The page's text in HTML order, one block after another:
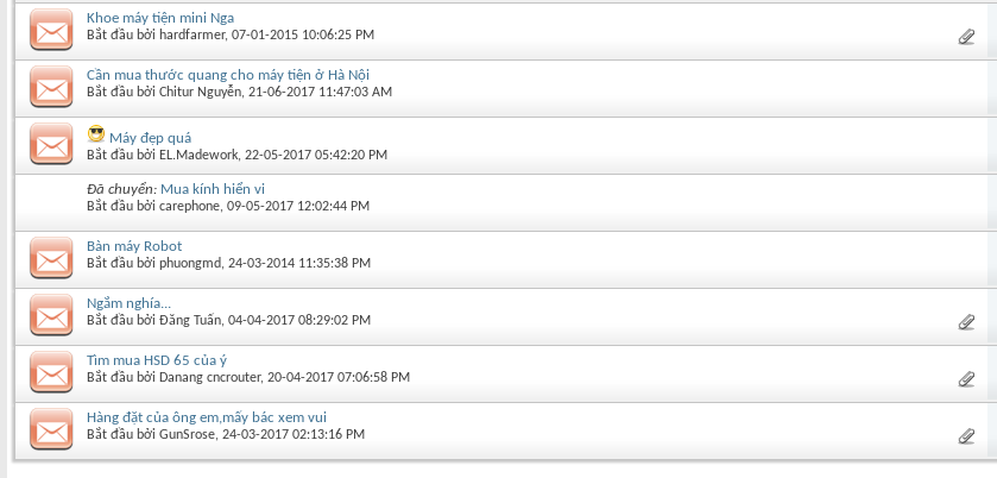
Khoe máy tiện mini Nga
Bắt đầu bởi hardfarmer‎, 07-01-2015 10:06:25 PM
Cần mua thước quang cho máy tiện ở Hà Nội
Bắt đầu bởi Chitur Nguyễn‎, 21-06-2017 11:47:03 AM
Máy đẹp quá
Bắt đầu bởi EL.Madework‎, 22-05-2017 05:42:20 PM
Đã chuyển: Mua kính hiển vi
Bắt đầu bởi carephone‎, 09-05-2017 12:02:44 PM
Bàn máy Robot
Bắt đầu bởi phuongmd‎, 24-03-2014 11:35:38 PM
Ngắm nghía...
Bắt đầu bởi Đăng Tuấn‎, 04-04-2017 08:29:02 PM
Tìm mua HSD 65 của ý
Bắt đầu bởi Danang cncrouter‎, 20-04-2017 07:06:58 PM
Hàng đặt của ông em,mấy bác xem vui
Bắt đầu bởi GunSrose‎, 24-03-2017 02:13:16 PM